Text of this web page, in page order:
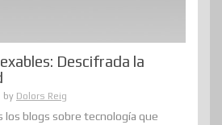
Descifrada la
by Dolors Reig
los blogs sobre tecnología que